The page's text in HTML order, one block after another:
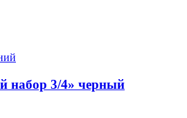
набор 3/4» черный